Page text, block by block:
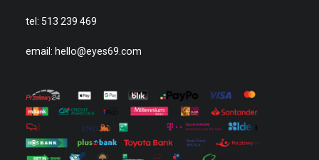
tel: 513 239 469
email: hello@eyes69.com